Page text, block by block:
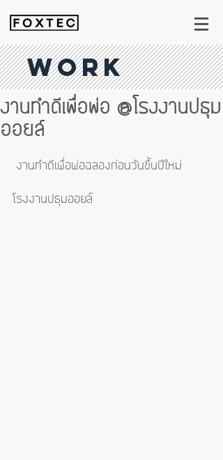
WORK
งานทำดีเพื่อพ่อ @โรงงานปธุม
ออยล์
งานทำดีเพื่อพ่อฉลองก่อนวันขึ้นปีใหม่
โรงงานปธุมออยล์